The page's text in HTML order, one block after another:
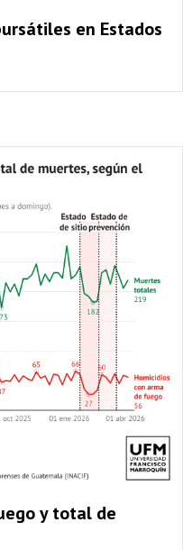
en Estados
y total de